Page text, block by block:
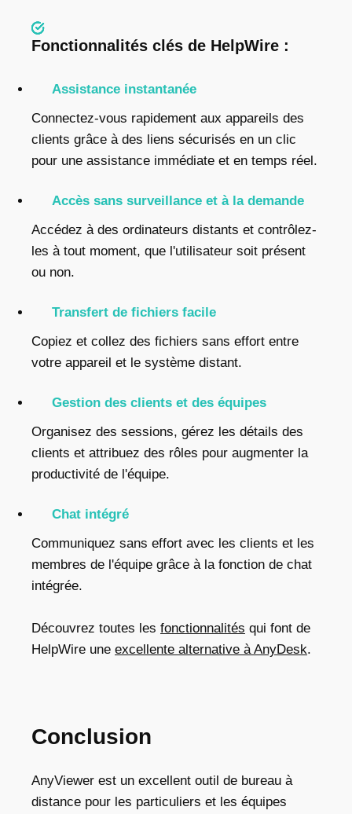
Fonctionnalités clés de HelpWire :
Assistance instantanée
Connectez-vous rapidement aux appareils des
clients grâce à des liens sécurisés en un clic
pour une assistance immédiate et en temps réel.
Accès sans surveillance et à la demande
Accédez à des ordinateurs distants et contrôlez-
les à tout moment, que l'utilisateur soit présent
ou non.
Transfert de fichiers facile
Copiez et collez des fichiers sans effort entre
votre appareil et le système distant.
Gestion des clients et des équipes
Organisez des sessions, gérez les détails des
clients et attribuez des rôles pour augmenter la
productivité de l'équipe.
Chat intégré
Communiquez sans effort avec les clients et les
membres de l'équipe grâce à la fonction de chat
intégrée.
Découvrez toutes les fonctionnalités qui font de
HelpWire une excellente alternative à AnyDesk.
Conclusion
AnyViewer est un excellent outil de bureau à
distance pour les particuliers et les équipes